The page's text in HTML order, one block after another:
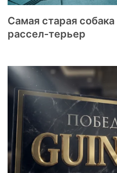
Самая старая
рассел-терьер